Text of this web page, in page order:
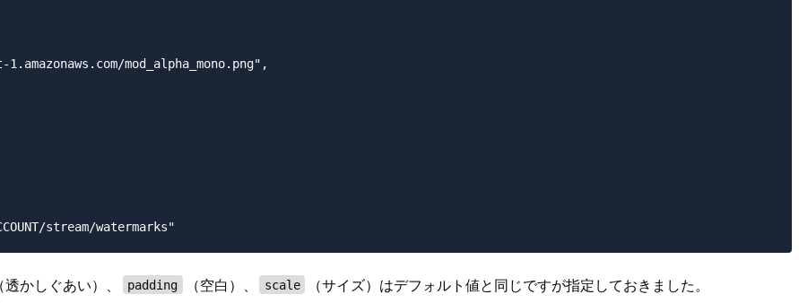
1.amazonaws.com/mod_alpha_mono.png",
（透かしぐあい）、 padding （空白）、 scale
（サイズ）はデフォルト値と同じですが指定しておきました。